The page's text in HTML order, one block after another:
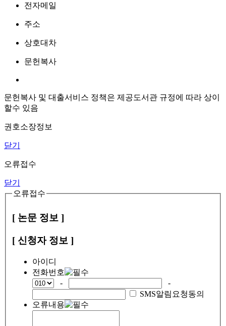
전자메일
주소
상호대차
문헌복사
문헌복사 및 대출서비스 정책은 제공도서관 규정에 따라 상이
할수 있음
권호소장정보
닫기
오류접수
닫기
오류접수
[ 논문 정보 ]
[ 신청자 정보 ]
아이디
전화번호
-
-
SMS알림요청동의
오류내용